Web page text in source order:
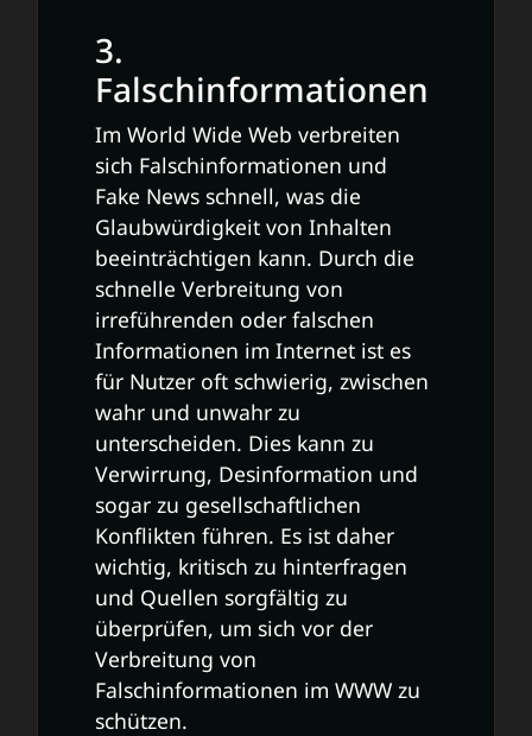
3.
Falschinformationen
Im World Wide Web verbreiten
sich Falschinformationen und
Fake News schnell, was die
Glaubwürdigkeit von Inhalten
beeinträchtigen kann. Durch die
schnelle Verbreitung von
irreführenden oder falschen
Informationen im Internet ist es
für Nutzer oft schwierig, zwischen
wahr und unwahr zu
unterscheiden. Dies kann zu
Verwirrung, Desinformation und
sogar zu gesellschaftlichen
Konflikten führen. Es ist daher
wichtig, kritisch zu hinterfragen
und Quellen sorgfältig zu
überprüfen, um sich vor der
Verbreitung von
Falschinformationen im WWW zu
schützen.